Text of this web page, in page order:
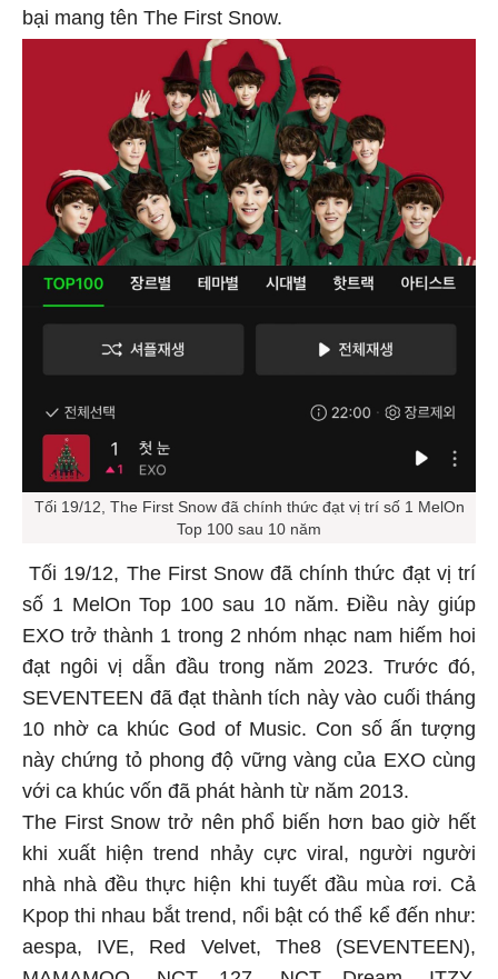
bại mang tên The First Snow.
Tối 19/12, The First Snow đã chính thức đạt vị trí số 1 MelOn
Top 100 sau 10 năm
Tối 19/12, The First Snow đã chính thức đạt vị trí
số 1 MelOn Top 100 sau 10 năm. Điều này giúp
EXO trở thành 1 trong 2 nhóm nhạc nam hiếm hoi
đạt ngôi vị dẫn đầu trong năm 2023. Trước đó,
SEVENTEEN đã đạt thành tích này vào cuối tháng
10 nhờ ca khúc God of Music. Con số ấn tượng
này chứng tỏ phong độ vững vàng của EXO cùng
với ca khúc vốn đã phát hành từ năm 2013.
The First Snow trở nên phổ biến hơn bao giờ hết
khi xuất hiện trend nhảy cực viral, người người
nhà nhà đều thực hiện khi tuyết đầu mùa rơi. Cả
Kpop thi nhau bắt trend, nổi bật có thể kể đến như:
aespa, IVE, Red Velvet, The8 (SEVENTEEN),